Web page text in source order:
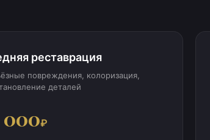
реставрация
повреждения, колоризация,
деталей
000₽